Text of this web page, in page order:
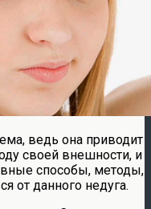
ведь она приводит
своей внешности, и
способы, методы,
от данного недуга.